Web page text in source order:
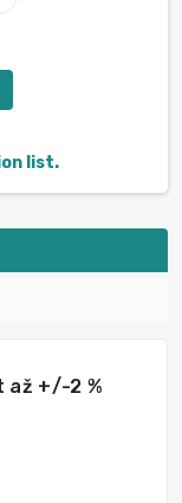
list.
až +/-2 %